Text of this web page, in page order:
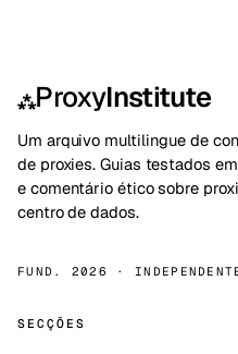
⁂ProxyInstitute
Um arquivo multilingue de
de proxies. Guias testados
e comentário ético sobre
centro de dados.
FUND. 2026 ·
SECÇÕES